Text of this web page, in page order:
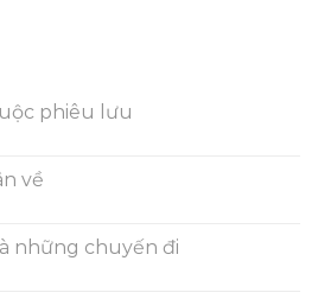
phiêu lưu
về
những chuyến đi